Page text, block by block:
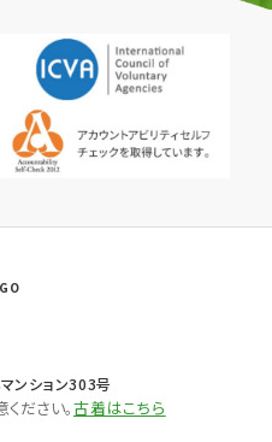
ション303号
ださい。古着はこちら